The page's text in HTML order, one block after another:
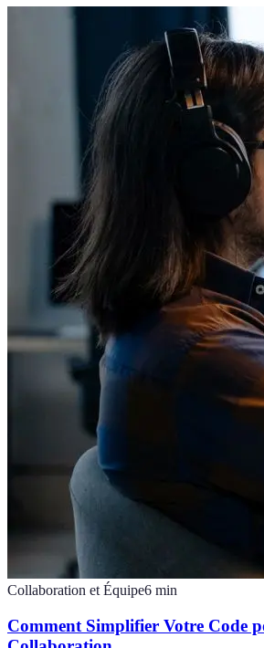
Collaboration et Équipe6 min
Comment Simplifier Votre Code